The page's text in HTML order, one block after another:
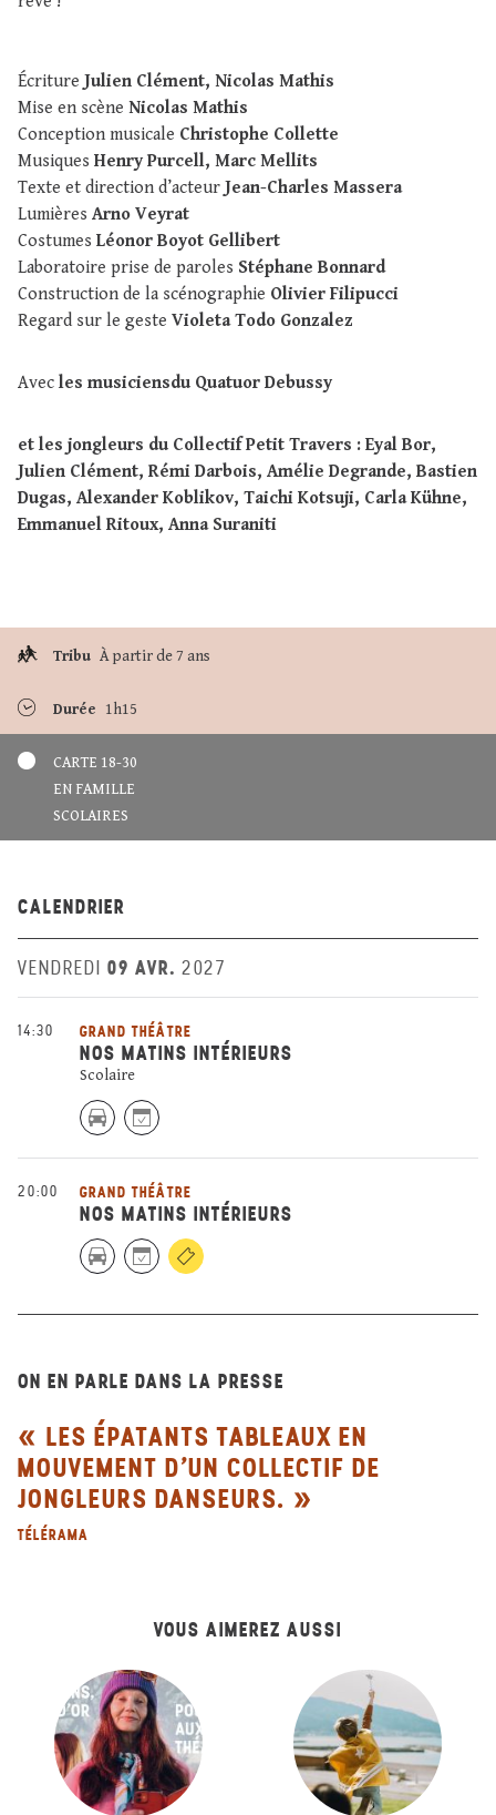
Écriture Julien Clément, Nicolas Mathis
Mise en scène Nicolas Mathis
Conception musicale Christophe Collette
Musiques Henry Purcell, Marc Mellits
Texte et direction d’acteur Jean-Charles Massera
Lumières Arno Veyrat
Costumes Léonor Boyot Gellibert
Laboratoire prise de paroles Stéphane Bonnard
Construction de la scénographie Olivier Filipucci
Regard sur le geste Violeta Todo Gonzalez
Avec les musiciensdu Quatuor Debussy
et les jongleurs du Collectif Petit Travers : Eyal Bor,
Julien Clément, Rémi Darbois, Amélie Degrande, Bastien
Dugas, Alexander Koblikov, Taichi Kotsuji, Carla Kühne,
Emmanuel Ritoux, Anna Suraniti
Tribu À partir de 7 ans
Durée 1h15
CARTE 18-30
EN FAMILLE
SCOLAIRES
CALENDRIER
VENDREDI 09 AVR. 2027
14:30 GRAND THÉÂTRE
NOS MATINS INTÉRIEURS
Scolaire
20:00 GRAND THÉÂTRE
NOS MATINS INTÉRIEURS
ON EN PARLE DANS LA PRESSE
LES ÉPATANTS TABLEAUX EN
MOUVEMENT D’UN COLLECTIF DE
JONGLEURS DANSEURS.
TÉLÉRAMA
VOUS AIMEREZ AUSSI